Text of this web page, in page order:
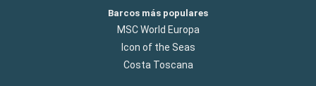
Barcos más populares
MSC World Europa
Icon of the Seas
Costa Toscana